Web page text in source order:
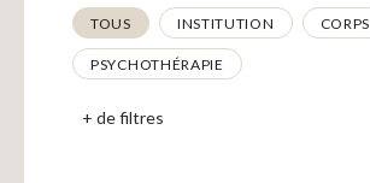
Thématiques
TOUS INSTITUTION CORPS
PSYCHOTHÉRAPIE
+ de filtres